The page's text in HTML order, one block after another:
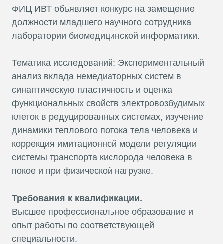
ФИЦ ИВТ объявляет конкурс на замещение
должности младшего научного сотрудника
лаборатории биомедицинской информатики.
Тематика исследований: Экспериментальный
анализ вклада немедиаторных систем в
синаптическую пластичность и оценка
функциональных свойств электровозбудимых
клеток в редуцированных системах, изучение
динамики теплового потока тела человека и
коррекция имитационной модели регуляции
системы транспорта кислорода человека в
покое и при физической нагрузке.
Требования к квалификации.
Высшее профессиональное образование и
опыт работы по соответствующей
специальности.